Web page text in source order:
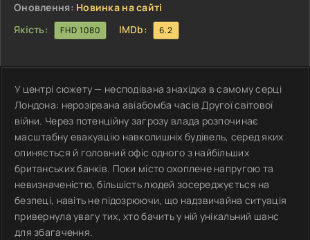
Оновлення: Новинка на сайті
Якість:
FHD 1080 IMDb: 6.2
У центрі сюжету — несподівана знахідка в самому серці
Лондона: нерозірвана авіабомба часів Другої світової
війни. Через потенційну загрозу влада розпочинає
масштабну евакуацію навколишніх будівель, серед яких
опиняється й головний офіс одного з найбільших
британських банків. Поки місто охоплене напругою та
невизначеністю, більшість людей зосереджується на
безпеці, навіть не підозрюючи, що надзвичайна ситуація
привернула увагу тих, хто бачить у ній унікальний шанс
для збагачення.